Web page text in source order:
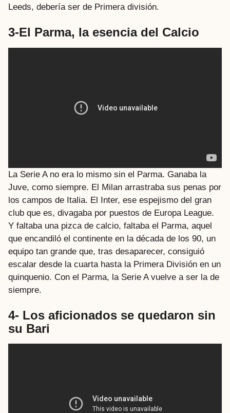
Leeds, debería ser de Primera división.
3-El Parma, la esencia del Calcio
La Serie A no era lo mismo sin el Parma. Ganaba la
Juve, como siempre. El Milan arrastraba sus penas por
los campos de Italia. El Inter, ese espejismo del gran
club que es, divagaba por puestos de Europa League.
Y faltaba una pizca de calcio, faltaba el Parma, aquel
que encandiló el continente en la década de los 90, un
equipo tan grande que, tras desaparecer, consiguió
escalar desde la cuarta hasta la Primera División en un
quinquenio. Con el Parma, la Serie A vuelve a ser la de
siempre.
4- Los aficionados se quedaron sin
su Bari